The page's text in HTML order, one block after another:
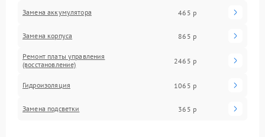
Замена аккумулятора 465 р
Замена корпуса 865 р
Ремонт платы управления
(восстановление)
2465 р
Гидроизоляция 1065 р
Замена подсветки 365 р